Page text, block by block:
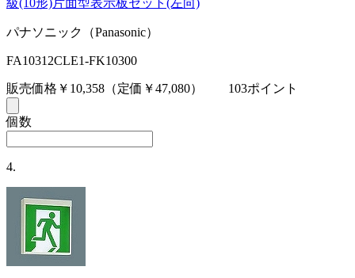
パナソニック（Panasonic）
FA10312CLE1-FK10300
販売価格￥10,358 （定価￥47,080） 103ポイント
個数
4.